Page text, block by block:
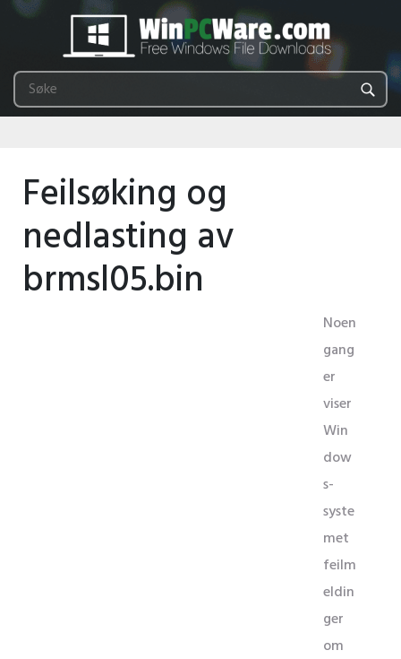
Feilsøking og
nedlasting av
brmsl05.bin
Noen
gang
er
viser
Win
dow
s-
syste
met
feilm
eldin
ger
om